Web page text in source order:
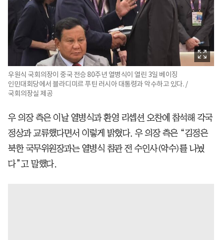
우원식 국회의장이 중국 전승 80주년 열병식이 열린 3일 베이징
인민대회당에서 블라디미르 푸틴 러시아 대통령과 악수하고 있다. /
국회의장실 제공
우 의장 측은 이날 열병식과 환영 리셉션 오찬에 참석해 각국
정상과 교류했다면서 이렇게 밝혔다. 우 의장 측은 “김정은
북한 국무위원장과는 열병식 참관 전 수인사(악수)를 나눴
다”고 말했다.